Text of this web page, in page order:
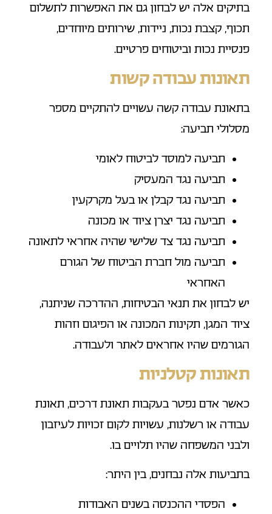
בתיקים אלה יש לבחון גם את האפשרות לתשלום
תכוף, קצבת נכות, ניידות, שירותים מיוחדים,
פנסיית נכות וביטוחים פרטיים.
תאונות עבודה קשות
בתאונת עבודה קשה עשויים להתקיים מספר
מסלולי תביעה:
תביעה למוסד לביטוח לאומי
תביעה נגד המעסיק
תביעה נגד קבלן או בעל מקרקעין
תביעה נגד יצרן ציוד או מכונה
תביעה נגד צד שלישי שהיה אחראי לתאונה
תביעה מול חברת הביטוח של הגורם
האחראי
יש לבחון את תנאי הבטיחות, ההדרכה שניתנה,
ציוד המגן, תקינות המכונה או הפיגום וזהות
הגורמים שהיו אחראים לאתר ולעבודה.
תאונות קטלניות
כאשר אדם נפטר בעקבות תאונת דרכים, תאונת
עבודה או רשלנות, עשויות לקום זכויות לעיזבון
ולבני המשפחה שהיו תלויים בו.
בתביעות אלה נבחנים, בין היתר:
הפסדי ההכנסה בשנים האבודות